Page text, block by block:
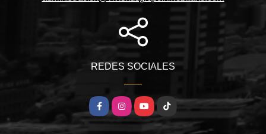
REDES SOCIALES
FacebookInstagramYouTubeTikTok